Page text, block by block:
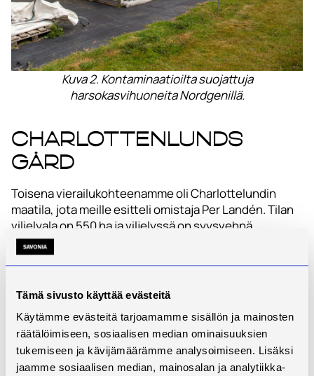
Tämä sivusto käyttää evästeitä
Käytämme evästeitä tarjoamamme sisällön ja mainosten
räätälöimiseen, sosiaalisen median ominaisuuksien
tukemiseen ja kävijämäärämme analysoimiseen. Lisäksi
jaamme sosiaalisen median, mainosalan ja analytiikka-
Kuva 2. Kontaminaatioilta suojattuja
harsokasvihuoneita Nordgenillä.
Charlottenlunds
gård
Toisena vierailukohteenamme oli Charlottelundin
maatila, jota meille esitteli omistaja Per Landén. Tilan
viljelyala on 550 ha ja viljelyssä on syysvehnä,
mallasohra, sokerijuurikas, syysrapsi ja rehuherne
Kyntö on lopetettu kokonaan ja vuodesta 2001 on
64 hehtaaria. Per ei itse enää viljele, vaan pellot ja
rakennukset ovat vuokrattu. Perin pojat osallistuvat
viljelyyn ja tilan konekanta on Landénien
omistuksessa. Toisella pojista on kuljetysyritys, jonka
toiminnot sopivat välillä hyvinkin tilan kanssa